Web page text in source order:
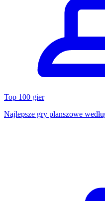
Top 100 gier
Najlepsze gry planszowe